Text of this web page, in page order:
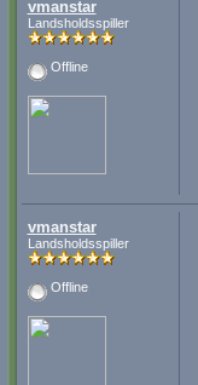
vmanstar
Landsholdsspiller
Offline
vmanstar
Landsholdsspiller
Offline